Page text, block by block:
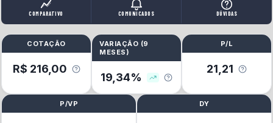
COMPARATIVO COMUNICADOS DÚVIDAS
COTAÇÃO
R$ 216,00
VARIAÇÃO (9
MESES )
19,34%
P/L
21,21
P/VP DY